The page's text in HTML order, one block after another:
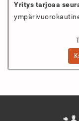
Yritys tarjoaa